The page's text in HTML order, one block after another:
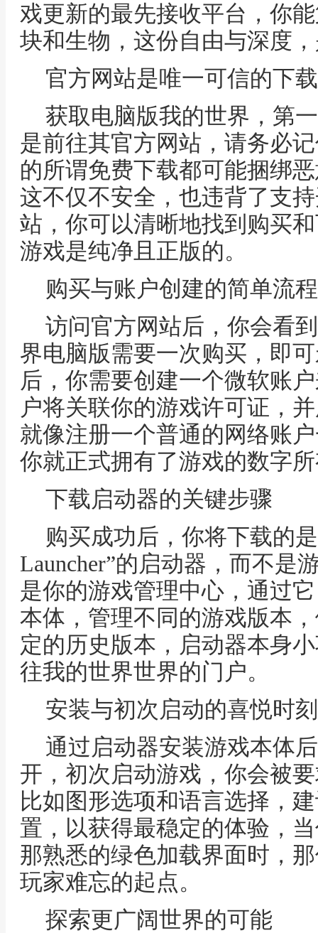
戏更新的最先接收平台，你
块和生物，这份自由与深度
官方网站是唯一可信的下
获取电脑版我的世界，第
是前往其官方网站，请务必
的所谓免费下载都可能捆绑
这不仅不安全，也违背了支
站，你可以清晰地找到购买
游戏是纯净且正版的。
购买与账户创建的简单流程
访问官方网站后，你会看
界电脑版需要一次购买，即
后，你需要创建一个微软账
户将关联你的游戏许可证，
就像注册一个普通的网络账
你就正式拥有了游戏的数字
下载启动器的关键步骤
购买成功后，你将下载的
Launcher”的启动器，而不是
是你的游戏管理中心，通过
本体，管理不同的游戏版本
定的历史版本，启动器本身
往我的世界世界的门户。
安装与初次启动的喜悦时刻
通过启动器安装游戏本体
开，初次启动游戏，你会被
比如图形选项和语言选择，
置，以获得最稳定的体验，
那熟悉的绿色加载界面时，
玩家难忘的起点。
探索更广阔世界的可能